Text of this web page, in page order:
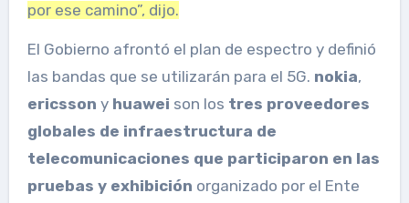
por ese camino”, dijo.
El Gobierno afrontó el plan de espectro y definió
las bandas que se utilizarán para el 5G. nokia,
ericsson y huawei son los tres proveedores
globales de infraestructura de
telecomunicaciones que participaron en las
pruebas y exhibición organizado por el Ente